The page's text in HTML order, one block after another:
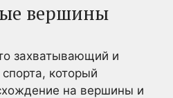
вершины
захватывающий и
который
на вершины и